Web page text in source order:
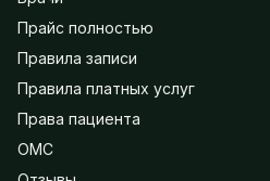
Прайс полностью
Правила записи
Правила платных услуг
Права пациента
ОМС